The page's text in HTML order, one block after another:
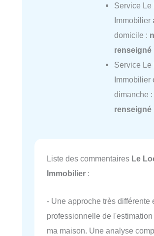
Service Le
Immobilier
domicile :
renseigné
Service Le
Immobilier
dimanche :
renseigné
Liste des commentaires Le
Immobilier :
- Une approche très différente
professionnelle de l'estimation
ma maison. Une analyse